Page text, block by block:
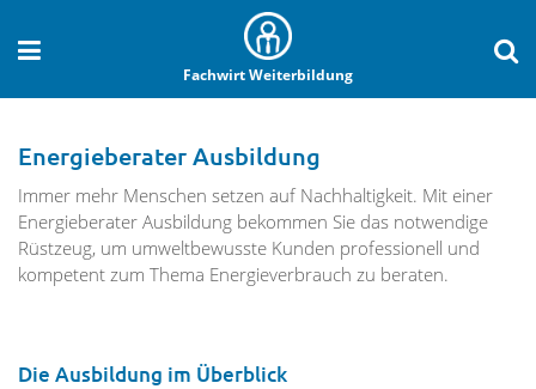
Fachwirt Weiterbildung
Energieberater Ausbildung
Immer mehr Menschen setzen auf Nachhaltigkeit. Mit einer
Energieberater Ausbildung bekommen Sie das notwendige
Rüstzeug, um umweltbewusste Kunden professionell und
kompetent zum Thema Energieverbrauch zu beraten.
Die Ausbildung im Überblick